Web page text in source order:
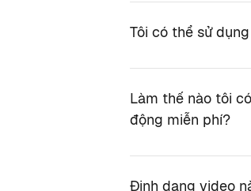
Tôi có thể sử
Làm thế nào tôi
động miễn phí?
Định dạng video